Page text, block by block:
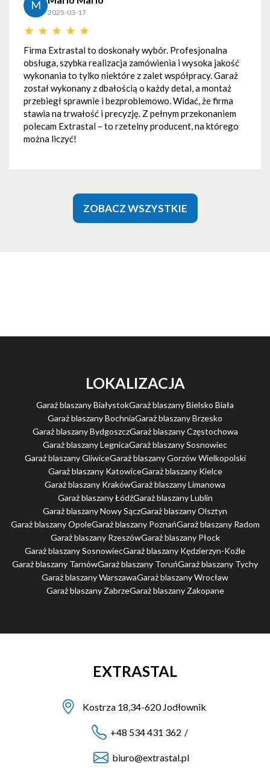
wysoka jakość
Garaż
a montaż
że firma
przekonaniem
na którego
Polecam. ! Firma profesjonala i
kontakt z Właścicielem jak i z Panami
garaz. Panowie sympatyczni,
przeszkadzał im nawet deszcz. Montaż
szybko i fachowo. Pozdrowienia z pod
ZOBACZ WSZYSTKIE
LOKALIZACJA
Garaż blaszany BiałystokGaraż blaszany Bielsko Biała
Garaż blaszany BochniaGaraż blaszany Brzesko
Garaż blaszany BydgoszczGaraż blaszany Częstochowa
Garaż blaszany LegnicaGaraż blaszany Sosnowiec
Garaż blaszany GliwiceGaraż blaszany Gorzów Wielkopolski
Garaż blaszany KatowiceGaraż blaszany Kielce
Garaż blaszany KrakówGaraż blaszany Limanowa
Garaż blaszany ŁódźGaraż blaszany Lublin
Garaż blaszany Nowy SączGaraż blaszany Olsztyn
Garaż blaszany OpoleGaraż blaszany PoznańGaraż blaszany Radom
Garaż blaszany RzeszówGaraż blaszany Płock
Garaż blaszany SosnowiecGaraż blaszany Kędzierzyn-Koźle
Garaż blaszany TarnówGaraż blaszany ToruńGaraż blaszany Tychy
Garaż blaszany WarszawaGaraż blaszany Wrocław
Garaż blaszany ZabrzeGaraż blaszany Zakopane
EXTRASTAL
Kostrza 18,34-620 Jodłownik
+48 534 431 362 /
biuro@extrastal.pl